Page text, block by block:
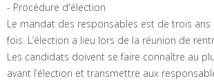
- Procédure d'élection
Le mandat des responsables est de trois ans
fois. L’élection a lieu lors de la réunion de
Les candidats doivent se faire connaître au
avant l’élection et transmettre aux